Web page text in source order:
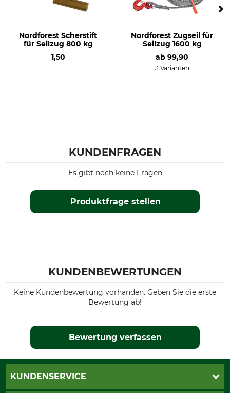
Nordforest Scherstift
für Seilzug 800 kg
1,50
Nordforest Zugseil für
Seilzug 1600 kg
ab 99,90
3 Varianten
KUNDENFRAGEN
Produktfrage stellen
Es gibt noch keine Fragen
KUNDENBEWERTUNGEN
Keine Kundenbewertung vorhanden. Geben Sie die erste
Bewertung ab!
Bewertung verfassen
KUNDENSERVICE